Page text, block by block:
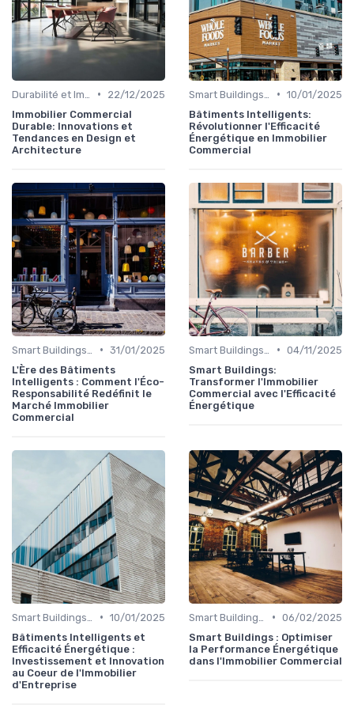
•
22/12/2025
Immobilier Commercial
Durable: Innovations et
Tendances en Design et
Architecture
• 10/01/2025
Bâtiments Intelligents:
Révolutionner l'Efficacité
Énergétique en Immobilier
Commercial
• 31/01/2025
L'Ère des Bâtiments
Intelligents : Comment l'Éco-
Responsabilité Redéfinit le
Marché Immobilier
Commercial
• 04/11/2025
Smart Buildings:
Transformer l'Immobilier
Commercial avec l'Efficacité
Énergétique
• 10/01/2025
Bâtiments Intelligents et
Efficacité Énergétique :
Investissement et Innovation
au Coeur de l'Immobilier
d'Entreprise
• 06/02/2025
Smart Buildings : Optimiser
la Performance Énergétique
dans l'Immobilier Commercial